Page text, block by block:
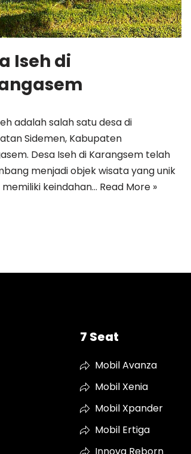
Iseh di
adalah salah satu desa di
Sidemen, Kabupaten
Desa Iseh di Karangsem telah
menjadi objek wisata yang unik
keindahan… Read More »
7 Seat
Mobil Avanza
Mobil Xenia
Mobil Xpander
Mobil Ertiga